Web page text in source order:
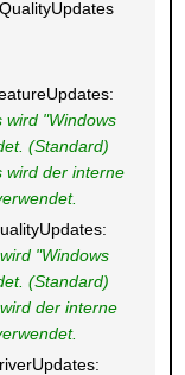
wird "Windows
(Standard)
wird der interne
"Windows
(Standard)
der interne